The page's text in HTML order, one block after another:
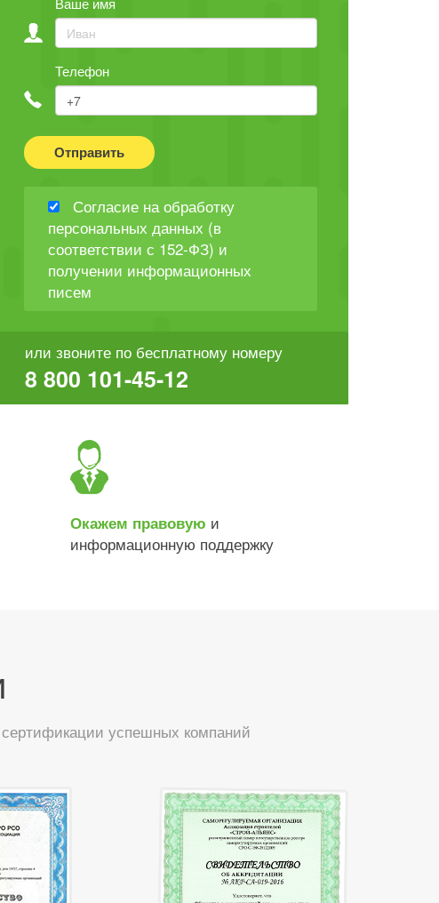
Телефон
Отправить
Согласие на обработку
персональных данных (в
соответствии с 152-ФЗ) и
получении информационных
писем
или звоните по бесплатному номеру
8 800 101-45-12
Окажем правовую и
информационную поддержку
успешных компаний